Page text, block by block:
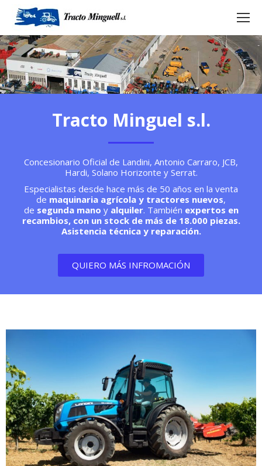
Tracto Minguel s.l.
Concesionario Oficial de Landini, Antonio Carraro, JCB,
Hardi, Solano Horizonte y Serrat.
Especialistas desde hace más de 50 años en la venta
de maquinaria agrícola y tractores nuevos,
de segunda mano y alquiler. También expertos en
recambios, con un stock de más de 18.000 piezas.
Asistencia técnica y reparación.
QUIERO MÁS INFROMACIÓN